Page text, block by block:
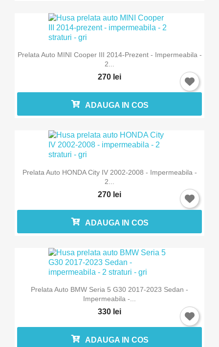
Prelata Auto MINI Cooper III 2014-Prezent - Impermeabila -
2...
270 lei
ADAUGA IN COS
Prelata Auto HONDA City IV 2002-2008 - Impermeabila -
2...
270 lei
ADAUGA IN COS
Prelata Auto BMW Seria 5 G30 2017-2023 Sedan -
Impermeabila -...
330 lei
ADAUGA IN COS